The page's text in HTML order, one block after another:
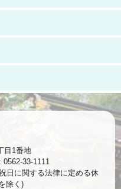
目1番地
33-1111
日に関する法律に定める休
除く)